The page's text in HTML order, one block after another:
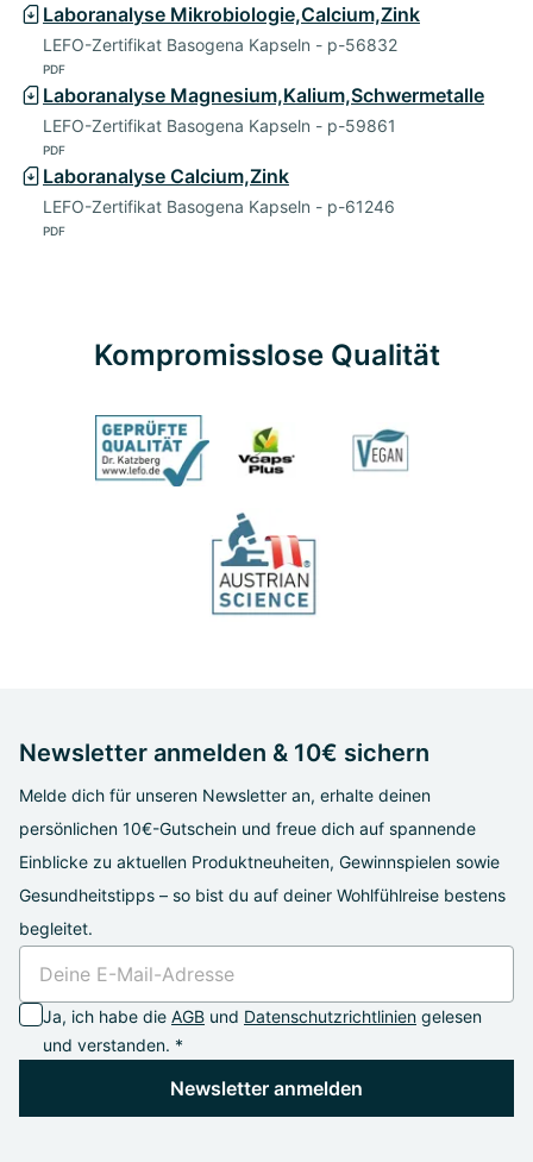
Laboranalyse Mikrobiologie,Calcium,Zink
LEFO-Zertifikat Basogena Kapseln - p-56832
PDF
Laboranalyse Magnesium,Kalium,Schwermetalle
LEFO-Zertifikat Basogena Kapseln - p-59861
PDF
Laboranalyse Calcium,Zink
LEFO-Zertifikat Basogena Kapseln - p-61246
PDF
Kompromisslose Qualität
Newsletter anmelden & 10€ sichern
Melde dich für unseren Newsletter an, erhalte deinen
persönlichen 10€-Gutschein und freue dich auf spannende
Einblicke zu aktuellen Produktneuheiten, Gewinnspielen sowie
Gesundheitstipps – so bist du auf deiner Wohlfühlreise bestens
begleitet.
Ja, ich habe die AGB und Datenschutzrichtlinien gelesen
und verstanden. *
Newsletter anmelden